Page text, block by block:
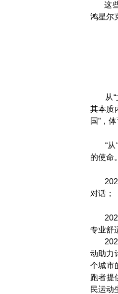
这些
鸿星尔
从“文
其本质
国”，
“从‘
的使命
2020
对话；
2022
专业舒
2024
动助力
个城市
跑者提
民运动